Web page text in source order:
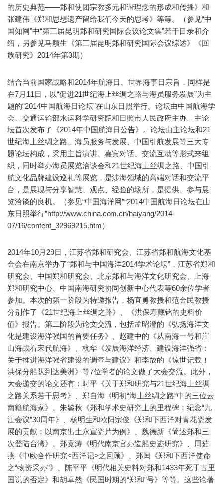
的历史典范——郑和使团宗教多元和谐理念的形成和传播》和
张建伟《郑和思想遗产留给我们今天的思考》等等。（参见“中
国知网”中“第三届昆明郑和研究国际会议论文集”若干目录和介
绍，另参见马颖生《第三届昆明郑和研究国际会议综述》《回
族研究》2014年第3期）
结合当前国家战略和2014年航海日、世界海事日宗旨，同样是
在7月11日，以“促进21世纪海上丝绸之路与海员服务发展”为主
题的“2014中国航海日论坛”在山东日照举行。论坛由中国航海学
会、交通运输部水运科学研究院和日照市人民政府主办。主论
坛首次发布了《2014年中国航海日公告》。论坛由主论坛和21
世纪海上丝绸之路、海员服务与发展、中国引航发展等三大专
题论坛构成，采用主旨演讲、嘉宾对话、交流互动等形式来组
织，同时举办海员展览洽谈会和21世纪海上丝绸之路、中国引
航文化品牌建设巡礼等展览，是涉海领域的高端对话和交流平
台，是展现与分享智慧、观点、经验的场所，是提供、参与展
览洽谈的良机。（参见“中国海洋网”“2014中国航海日论坛在山
东日照举行”http://www.china.com.cn/haiyang/2014-
07/16/content_32969215.htm）
2014年10月29日，江苏省郑和研究会、江苏省郑和航海文化基
金会在南京举办了“郑和与中国海洋2014学术论坛”，江苏省郑和
研究会、中国郑和研究会、北京郑和与海洋文化研究会、上海
郑和研究中心、中国南海研究协同创新中心代表等60余位学者
参加。本次的第一阶段为特邀报告，杨宜勇教授和范金民教授
分别作了《21世纪海上丝绸之路》、《洪保寿藏铭的史料价
值》报告。第二阶段为论文交流，包括孟昭澄的《弘扬海洋文
化是建设海洋强国的首要任务》、赵建中的《从南海一号和崖
山海战看宋代航海》、杭华《发展海洋经济、建设海洋强省：
关于推进海洋强省建设的调查与建议》和李放的《惊世记载！
洪保分船队到达美洲》等7位学者的论文做了大会交流。此外，
大会递交的论文还有：时平《关于郑和研究与21世纪海上丝绸
之路关系若干思考》、郑自海《明初“海上丝绸之路”中的三位云
南籍航海家》、朱鉴秋《郑和学术史研究上的里程碑：纪念“九
江会议”30周年》、杨明生和欧阳宗俊《郑和下西洋对青花瓷发
展的贡献：以南京出土永宣瓷片为例》、魏德新《简述郑和三
次登陆台湾》、郑宽涛《明代南京官办造船史迹研究》、周茹
燕《中欧合作研究<西洋记>之回顾》、郑闰《郑和下西洋使命
之“物资采办”》、陈平平《明代相关史料对郑和1433年死于古里
国说的否定》和胡卓然《民国时期的“郑和”号》等等。这些论著